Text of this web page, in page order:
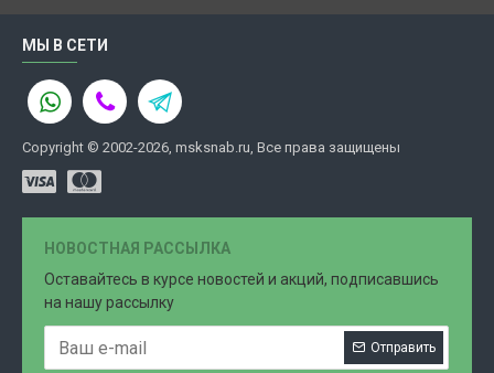
МЫ В СЕТИ
Copyright © 2002-2026, msksnab.ru, Все права защищены
НОВОСТНАЯ РАССЫЛКА
Оставайтесь в курсе новостей и акций, подписавшись
на нашу рассылку
Отправить